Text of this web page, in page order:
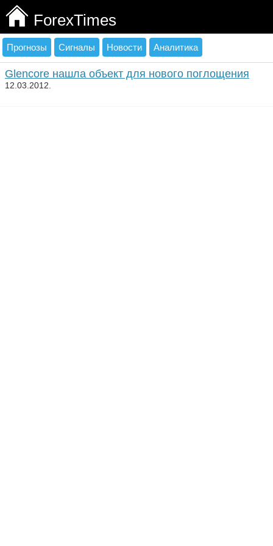
ForexTimes
Прогнозы Сигналы Новости Аналитика
Glencore нашла объект для нового поглощения
12.03.2012.